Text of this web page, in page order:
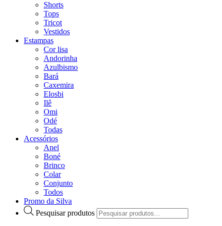
Shorts
Tops
Tricot
Vestidos
Estampas
Cor lisa
Andorinha
Azulbismo
Bará
Caxemira
Elosbi
Ilê
Omi
Odé
Todas
Acessórios
Anel
Boné
Brinco
Colar
Conjunto
Todos
Promo da Silva
Pesquisar produtos